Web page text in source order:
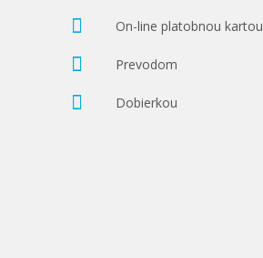
On-line platobnou kartou
Prevodom
Dobierkou